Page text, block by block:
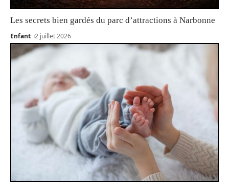
Les secrets bien gardés du parc d’attractions à Narbonne
Enfant 2 juillet 2026